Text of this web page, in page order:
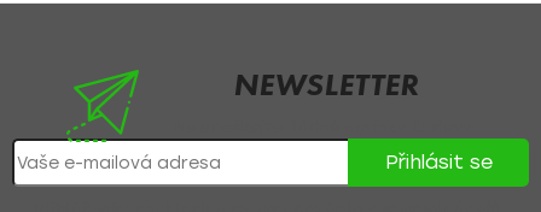
NEWSLETTER
Přihlásit se